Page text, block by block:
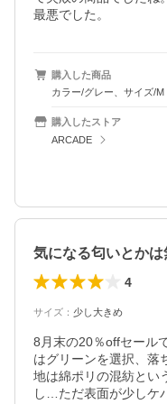
最悪でした。
購入した商品
カラー/グレー、サイズ/M
購入したストア
ARCADE
気になる匂いとかは
4
サイズ ： 少し大きめ
8月末の20％offセール
はグリーンを選択、落
地は綿ポリの混紡とい
し…ただ表面が少しケ